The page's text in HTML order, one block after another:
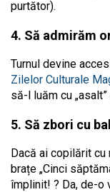
purtător).
4. Să admirăm
Turnul devine
Zilelor Culturale
să-l luăm cu
5. Să zbori cu
Dacă ai copilărit
brațe „Cinci
împlinit! ? Da, de-o